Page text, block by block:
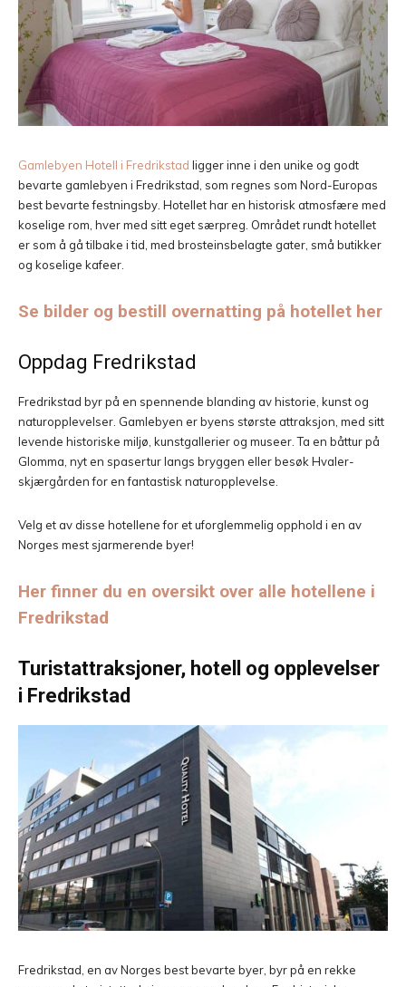
Gamlebyen Hotell i Fredrikstad ligger inne i den unike og godt
bevarte gamlebyen i Fredrikstad, som regnes som Nord-Europas
best bevarte festningsby. Hotellet har en historisk atmosfære med
koselige rom, hver med sitt eget særpreg. Området rundt hotellet
er som å gå tilbake i tid, med brosteinsbelagte gater, små butikker
og koselige kafeer.
Se bilder og bestill overnatting på hotellet her
Oppdag Fredrikstad
Fredrikstad byr på en spennende blanding av historie, kunst og
naturopplevelser. Gamlebyen er byens største attraksjon, med sitt
levende historiske miljø, kunstgallerier og museer. Ta en båttur på
Glomma, nyt en spasertur langs bryggen eller besøk Hvaler-
skjærgården for en fantastisk naturopplevelse.
Velg et av disse hotellene for et uforglemmelig opphold i en av
Norges mest sjarmerende byer!
Her finner du en oversikt over alle hotellene i
Fredrikstad
Turistattraksjoner, hotell og opplevelser
i Fredrikstad
Fredrikstad, en av Norges best bevarte byer, byr på en rekke